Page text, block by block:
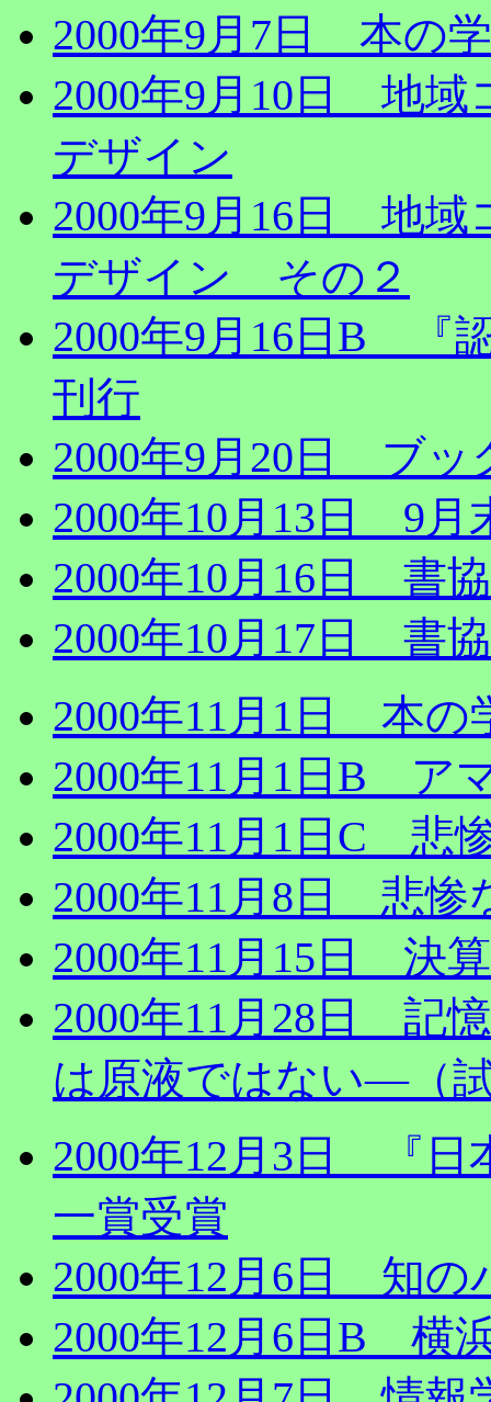
2000年9月7日 本の
2000年9月10日 地域
デザイン
2000年9月16日 地域
デザイン その２
2000年9月16日B 『
刊行
2000年9月20日 ブッ
2000年10月13日 9月
2000年10月16日 書
2000年10月17日 書
2000年11月1日 本の
2000年11月1日B ア
2000年11月1日C 悲
2000年11月8日 悲惨
2000年11月15日 決
2000年11月28日 記
は原液ではない―（
2000年12月3日 『日
一賞受賞
2000年12月6日 知の
2000年12月6日B 横